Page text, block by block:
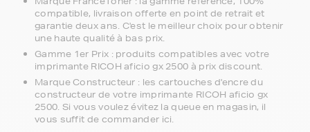
compatible, livraison offerte en point de retrait et
garantie deux ans. C'est le meilleur choix pour obtenir
une haute qualité à bas prix.
Gamme 1er Prix : produits compatibles avec votre
imprimante RICOH aficio gx 2500 à prix discount.
Marque Constructeur : les cartouches d'encre du
constructeur de votre imprimante RICOH aficio gx
2500. Si vous voulez évitez la queue en magasin, il
vous suffit de commander ici.